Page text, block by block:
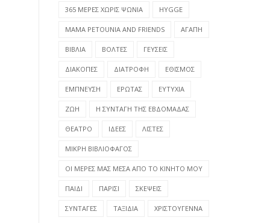
365 ΜΕΡΕΣ ΧΩΡΙΣ ΨΩΝΙΑ HYGGE
MAMA PETOUNIA AND FRIENDS ΑΓΑΠΗ
ΒΙΒΛΙΑ ΒΟΛΤΕΣ ΓΕΥΣΕΙΣ
ΔΙΑΚΟΠΕΣ ΔΙΑΤΡΟΦΗ ΕΘΙΣΜΟΣ
ΕΜΠΝΕΥΣΗ ΕΡΩΤΑΣ ΕΥΤΥΧΙΑ
ΖΩΗ Η ΣΥΝΤΑΓΗ ΤΗΣ ΕΒΔΟΜΑΔΑΣ
ΘΕΑΤΡΟ ΙΔΕΕΣ ΛΙΣΤΕΣ
ΜΙΚΡΗ ΒΙΒΛΙΟΦΑΓΟΣ
ΟΙ ΜΕΡΕΣ ΜΑΣ ΜΕΣΑ ΑΠΟ ΤΟ ΚΙΝΗΤΟ ΜΟΥ
ΠΑΙΔΙ ΠΑΡΙΣΙ ΣΚΕΨΕΙΣ
ΣΥΝΤΑΓΕΣ ΤΑΞΙΔΙΑ ΧΡΙΣΤΟΥΓΕΝΝΑ